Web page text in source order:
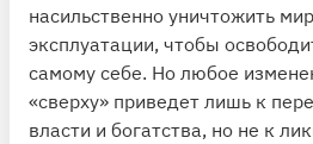
насильственно уничтожить
эксплуатации, чтобы
самому себе. Но любое
«сверху» приведет лишь к
власти и богатства, но не к